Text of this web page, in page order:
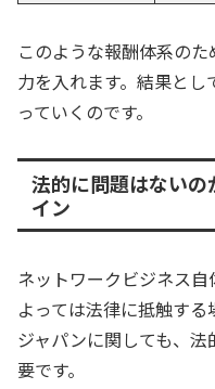
このような報酬体系の
力を入れます。結果とし
っていくのです。
法的に問題はない
イン
ネットワークビジネス
よっては法律に抵触する
ジャパンに関しても、
要です。